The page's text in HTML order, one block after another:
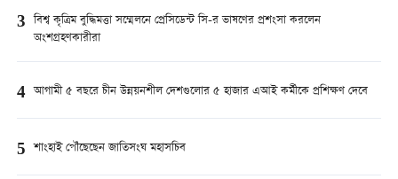
3 বিশ্ব কৃত্রিম বুদ্ধিমত্তা সম্মেলনে প্রেসিডেন্ট সি-র ভাষণের প্রশংসা করলেন
অংশগ্রহণকারীরা
4 আগামী ৫ বছরে চীন উন্নয়নশীল দেশগুলোর ৫ হাজার এআই কর্মীকে প্রশিক্ষণ দেবে
5 শাংহাই পৌঁছেছেন জাতিসংঘ মহাসচিব